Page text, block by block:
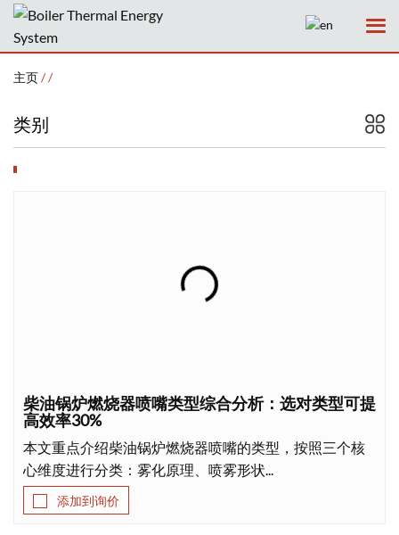
下载
联系我们
主页//
类别
柴油锅炉燃烧器喷嘴类型综合分析：选对类型可提
高效率30%
本文重点介绍柴油锅炉燃烧器喷嘴的类型，按照三个核
心维度进行分类：雾化原理、喷雾形状...
添加到询价